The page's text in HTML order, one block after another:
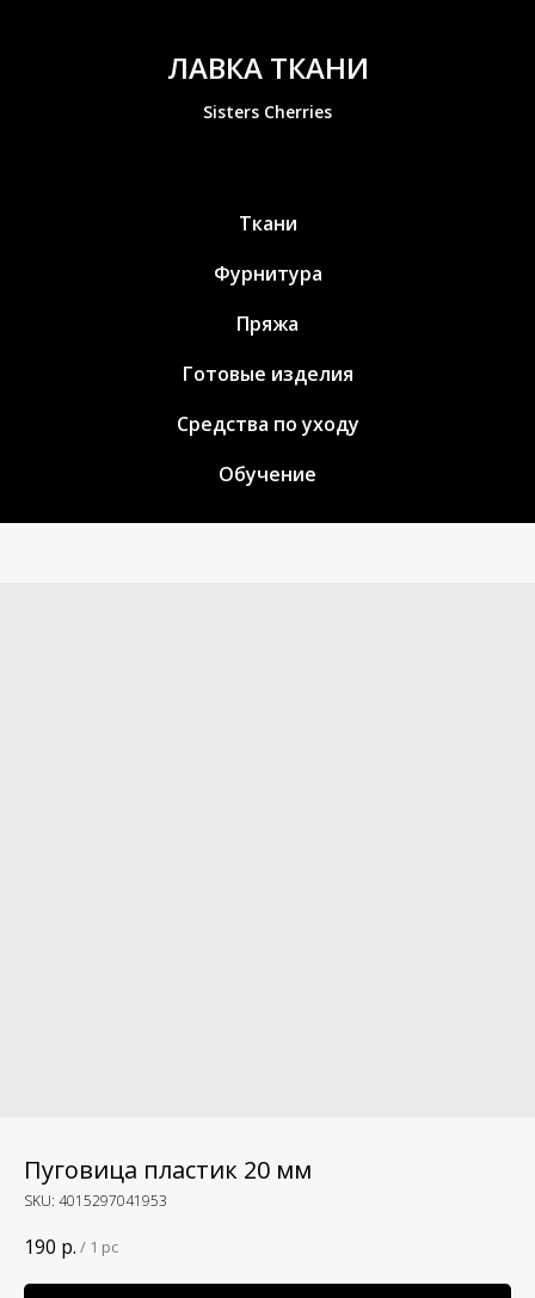
ЛАВКА ТКАНИ
Sisters Cherries
Ткани
Фурнитура
Пряжа
Готовые изделия
Средства по уходу
Обучение
Пуговица пластик 20 мм
SKU: 4015297041953
190 р. / 1 pc